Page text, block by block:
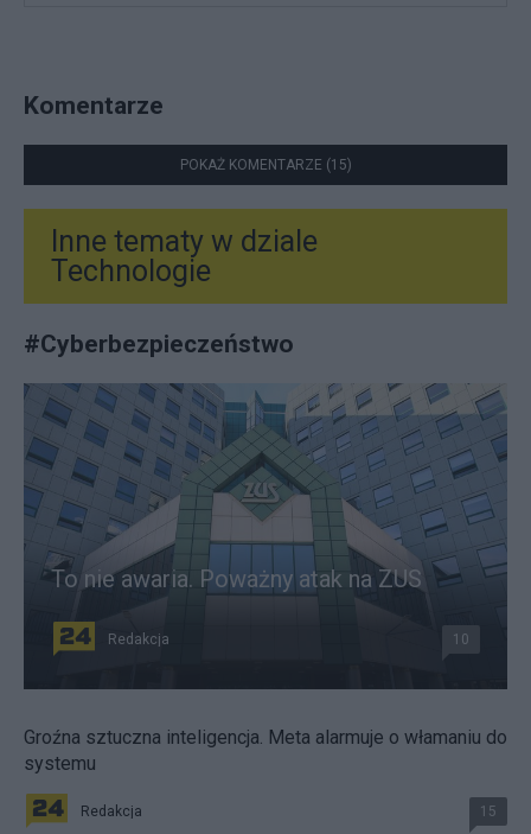
Komentarze
POKAŻ KOMENTARZE (15)
Inne tematy w dziale
Technologie
#Cyberbezpieczeństwo
To nie awaria. Poważny atak na ZUS
Redakcja 10
Groźna sztuczna inteligencja. Meta alarmuje o włamaniu do
systemu
Redakcja 15